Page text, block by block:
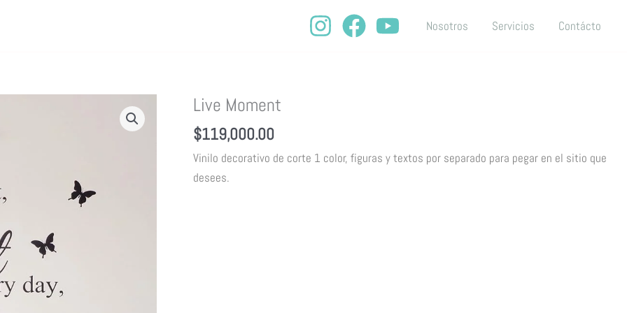
Nosotros Servicios Contácto
Live Moment
$119,000.00
Vinilo decorativo de corte 1 color, figuras y textos por separado para pegar en el sitio que
desees.